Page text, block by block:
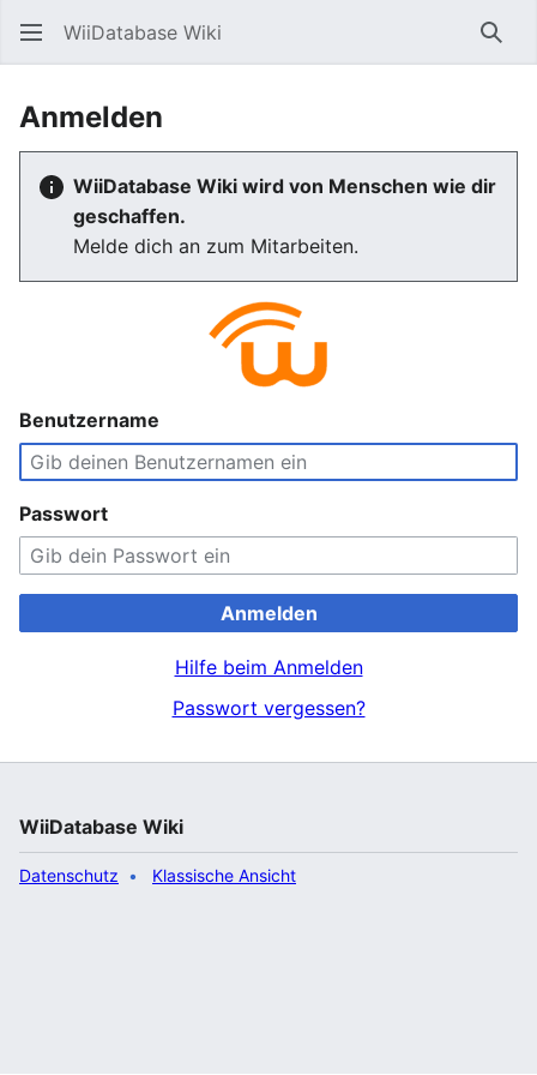
WiiDatabase Wiki
Anmelden
WiiDatabase Wiki wird von Menschen wie dir
geschaffen.
Melde dich an zum Mitarbeiten.
Benutzername
Passwort
Anmelden
Hilfe beim Anmelden
Passwort vergessen?
WiiDatabase Wiki
Datenschutz Klassische Ansicht